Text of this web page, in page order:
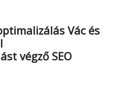
Vácés
végző SEO